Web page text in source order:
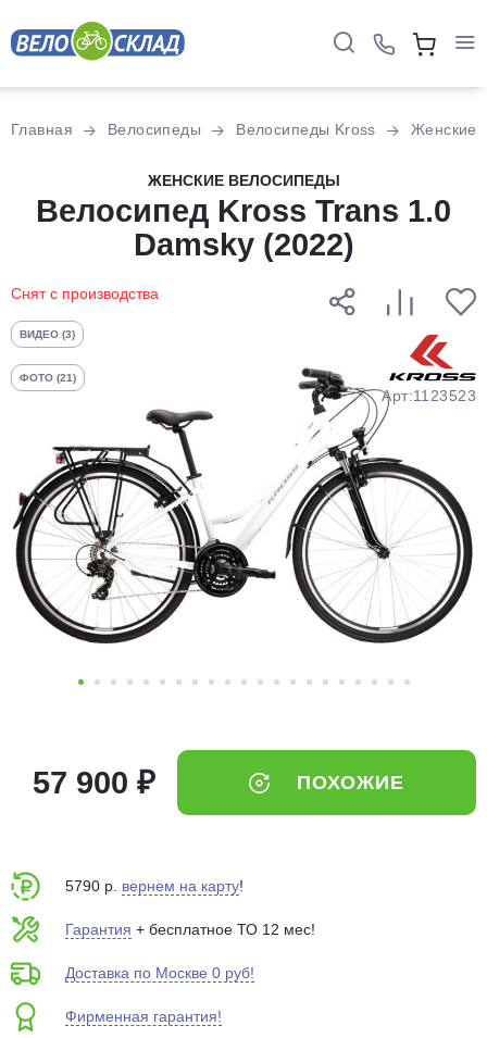
Главная Велосипеды Велосипеды Kross Женские
ЖЕНСКИЕ ВЕЛОСИПЕДЫ
Велосипед Kross Trans 1.0
Damsky (2022)
Снят с производства
ВИДЕО (3)
ФОТО (21)
Арт:1123523
57 900 ₽ ПОХОЖИЕ
5790 р. вернем на карту!
Гарантия + бесплатное ТО 12 мес!
Доставка по Москве 0 руб!
Фирменная гарантия!
Разбейте
оплатуна части
без переплат
График платежей
Добавляйте товары
в корзину
Оплачивайте сегодня только
25% картой любого банка
Оставшиеся75% будут
Подробнее